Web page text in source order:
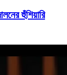
হুঁশিয়ারি